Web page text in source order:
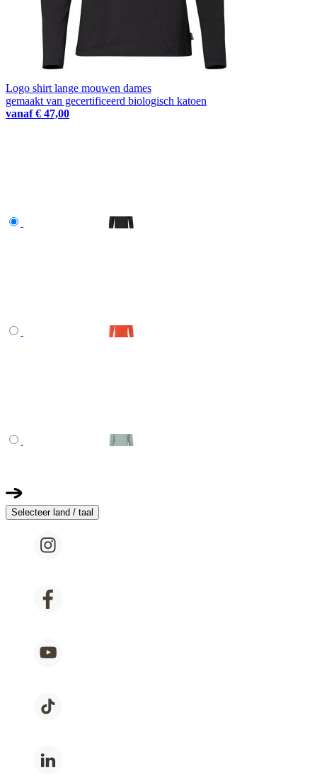
Logo shirt lange mouwen dames
gemaakt van gecertificeerd biologisch katoen
vanaf € 47,00
Selecteer land / taal